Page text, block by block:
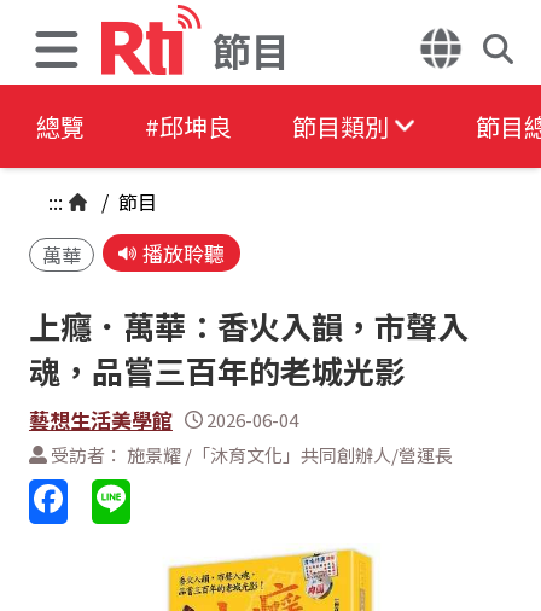
節目
總覽 #邱坤良 節目類別 節目
::: / 節目
萬華
播放聆聽
上癮．萬華：香火入韻，市聲入
魂，品嘗三百年的老城光影
藝想生活美學館
2026-06-04
受訪者： 施景耀 /「沐育文化」共同創辦人/營運長